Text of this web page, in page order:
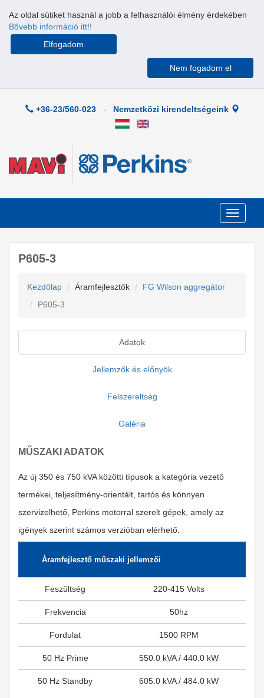
Az oldal sütiket használ a jobb a felhasználói élmény érdekében
Bővebb információ itt!!
Elfogadom
Nem fogadom el
+36-23/560-023- Nemzetközi kirendeltségeink
Toggle
P605-3
Kezdőlap Áramfejlesztők
FG Wilson aggregátor
P605-3
Adatok
Jellemzők és előnyök
Felszereltség
Galéria
MŰSZAKI ADATOK
Az új 350 és 750 kVA közötti típusok a kategória vezető
termékei, teljesítmény-orientált, tartós és könnyen
szervizelhető, Perkins motorral szerelt gépek, amely az
igények szerint számos verzióban elérhető.
Áramfejlesztő műszaki jellemzői
Feszültség 220-415 Volts
Frekvencia 50hz
Fordulat 1500 RPM
50 Hz Prime 550.0 kVA / 440.0 kW
50 Hz Standby 605.0 kVA / 484.0 kW